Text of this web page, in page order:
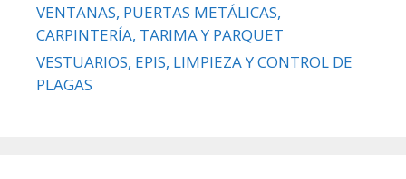
VENTANAS, PUERTAS METÁLICAS,
CARPINTERÍA, TARIMA Y PARQUET
VESTUARIOS, EPIS, LIMPIEZA Y CONTROL DE
PLAGAS